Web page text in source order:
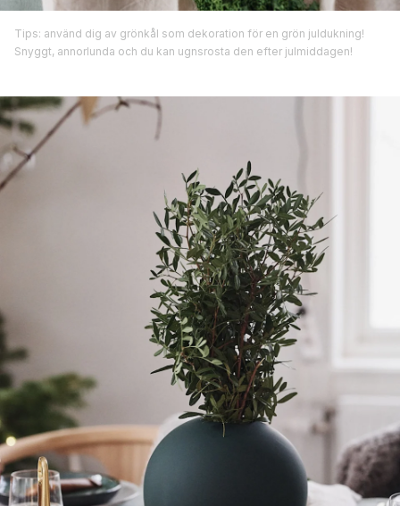
Tips: använd dig av grönkål som dekoration för en grön juldukning!
Snyggt, annorlunda och du kan ugnsrosta den efter julmiddagen!